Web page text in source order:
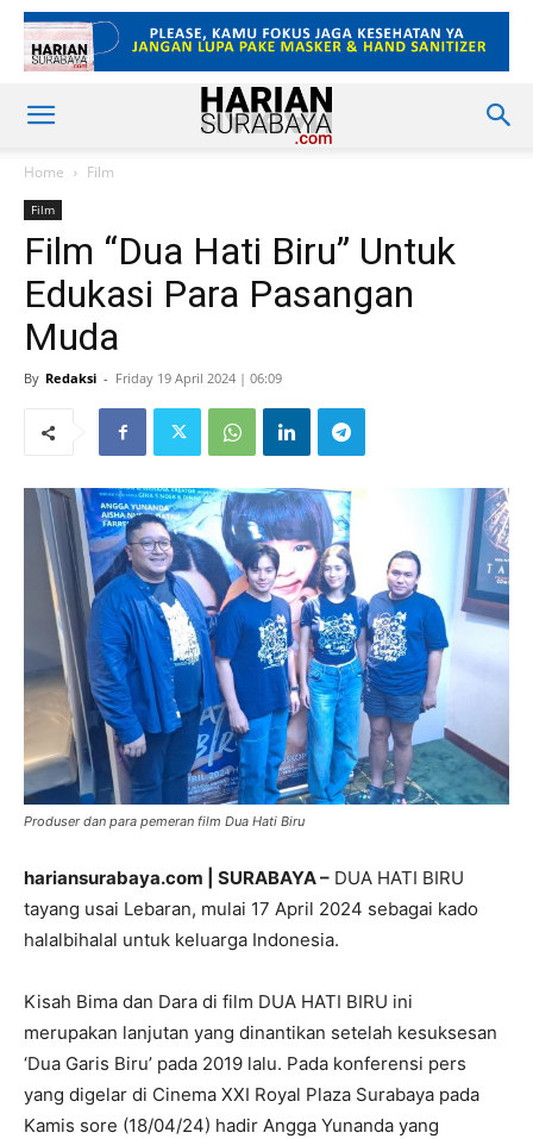
Home Film
Film
Film “Dua Hati Biru” Untuk
Edukasi Para Pasangan
Muda
By Redaksi - Friday 19 April 2024 | 06:09
Produser dan para pemeran film Dua Hati Biru
hariansurabaya.com | SURABAYA – DUA HATI BIRU
tayang usai Lebaran, mulai 17 April 2024 sebagai kado
halalbihalal untuk keluarga Indonesia.
Kisah Bima dan Dara di film DUA HATI BIRU ini
merupakan lanjutan yang dinantikan setelah kesuksesan
‘Dua Garis Biru’ pada 2019 lalu. Pada konferensi pers
yang digelar di Cinema XXI Royal Plaza Surabaya pada
Kamis sore (18/04/24) hadir Angga Yunanda yang